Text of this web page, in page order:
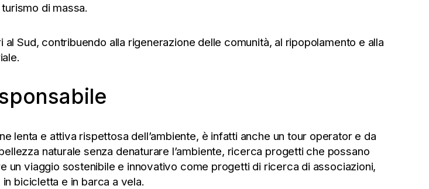
di massa.
Sud, contribuendo alla rigenerazione delle comunità, al ripopolamento e alla
lenta e attiva rispettosa dell’ambiente, è infatti anche un tour operator e da
naturale senza denaturare l’ambiente, ricerca progetti che possano
un viaggio sostenibile e innovativo come progetti di ricerca di associazioni,
bicicletta e in barca a vela.